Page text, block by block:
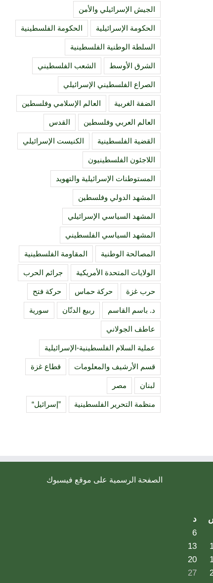
الجيش الإسرائيلي والأمن
الحكومة الإسرائيلية الحكومة الفلسطينية
السلطة الوطنية الفلسطينية
الشرق الأوسط الشعب الفلسطيني
الصراع الفلسطيني الإسرائيلي
الضفة الغربية العالم الإسلامي وفلسطين
العالم العربي وفلسطين القدس
القضية الفلسطينية الكنيست الإسرائيلي
اللاجئون الفلسطينيون
المستوطنات الإسرائيلية والتهويد
المشهد الدولي وفلسطين
المشهد السياسي الإسرائيلي
المشهد السياسي الفلسطيني
المصالحة الوطنية المقاومة الفلسطينية
الولايات المتحدة الأمريكية جرائم الحرب
حرب غزة حركة حماس حركة فتح
د. باسم القاسم ربيع الدنّان سورية
عاطف الجولاني
عملية السلام الفلسطينية-الإسرائيلية
قسم الأرشيف والمعلومات قطاع غزة
لبنان مصر
منظمة التحرير الفلسطينية ”إسرائيل“
د
6
13
20
27
الصفحة الرسمية على موقع فيسبوك